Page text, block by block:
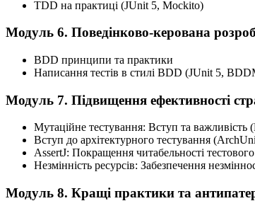
TDD на практиці (JUnit 5, Mockito)
Модуль 6. Поведінково-керована
BDD принципи та практики
Написання тестів в стилі BDD (JUnit 5,
Модуль 7. Підвищення ефективності
Мутаційне тестування: Вступ та важливість
Вступ до архітектурного тестування
AssertJ: Покращення читабельності
Незмінність ресурсів: Забезпечення
Модуль 8. Кращі практики та